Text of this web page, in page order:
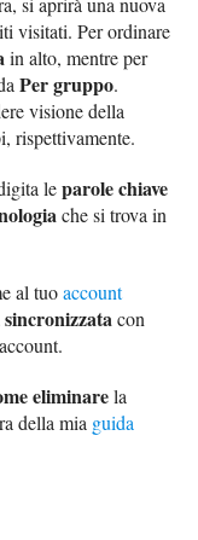
visitati. Per ordinare
in alto, mentre per
Per gruppo.
visione della
rispettivamente.
leparole chiave
che si trova in
al tuoaccount
sincronizzatacon
eliminarela
della mia guida